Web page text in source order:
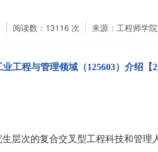
阅读数： 13116 次 来源：工程师学院
工程与管理领域（125603）介绍【
层次的复合交叉型工程科技和管理